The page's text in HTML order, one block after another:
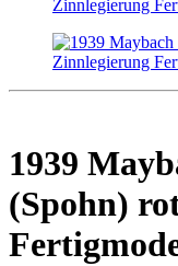
1939
(Spohn)